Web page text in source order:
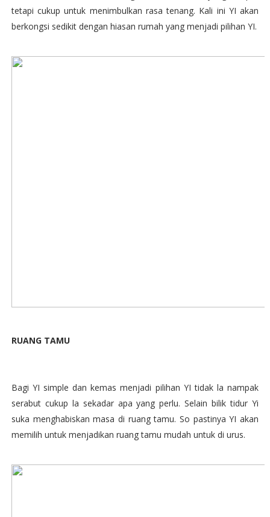
tetapi cukup untuk menimbulkan rasa tenang. Kali ini YI akan
berkongsi sedikit dengan hiasan rumah yang menjadi pilihan YI.
RUANG TAMU
Bagi YI simple dan kemas menjadi pilihan YI tidak la nampak
serabut cukup la sekadar apa yang perlu. Selain bilik tidur Yi
suka menghabiskan masa di ruang tamu. So pastinya YI akan
memilih untuk menjadikan ruang tamu mudah untuk di urus.